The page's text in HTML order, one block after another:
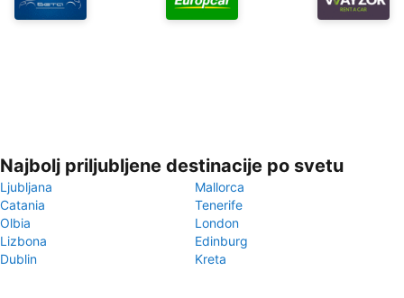
Najbolj priljubljene destinacije po svetu
Ljubljana
Mallorca
Catania
Tenerife
Olbia
London
Lizbona
Edinburg
Dublin
Kreta